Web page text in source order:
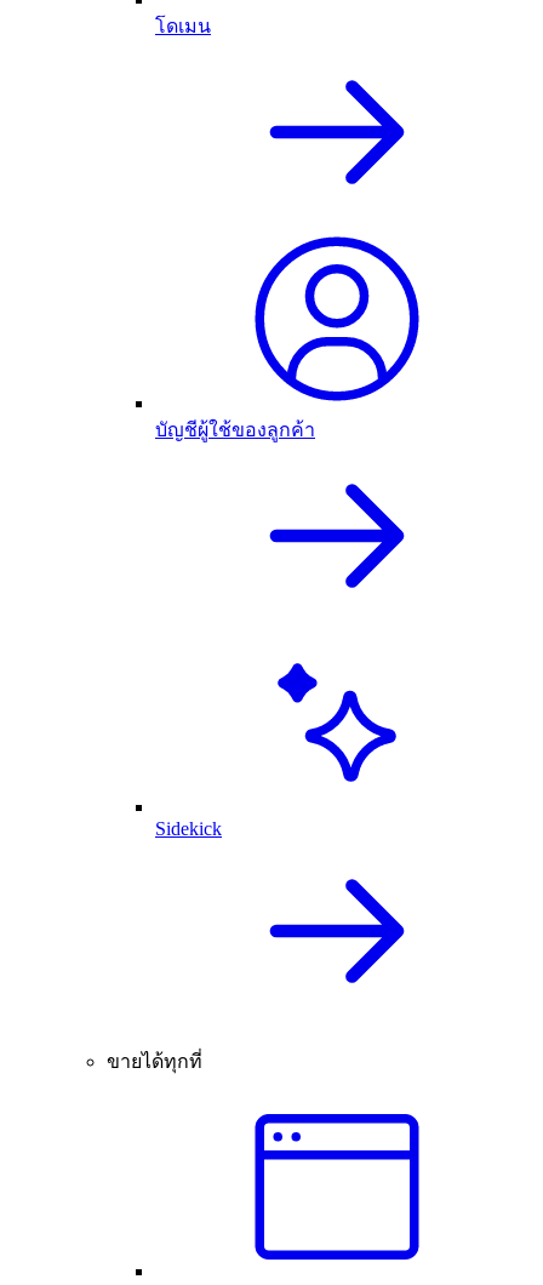
โดเมน
บัญชีผู้ใช้ของลูกค้า
Sidekick
ขายได้ทุกที่